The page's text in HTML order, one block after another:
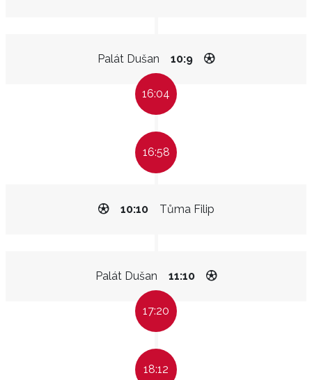
Palát Dušan 10:9
16:04
16:58
Tůma Filip
10:10
Palát Dušan 11:10
17:20
18:12